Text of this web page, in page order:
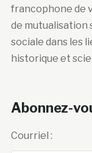
francophone de
de mutualisation
sociale dans les
historique et
Abonnez-
Courriel :